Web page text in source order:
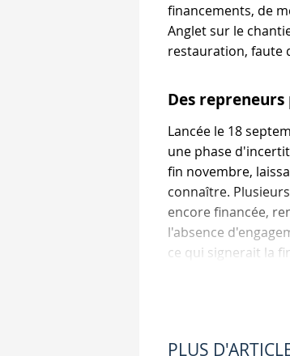
financements, de
Anglet sur le
restauration, faute
Des
Lancée le 18
une phase
fin novembre,
connaître.
encore financée,
l'absence
ce qui signerait la
PLUS